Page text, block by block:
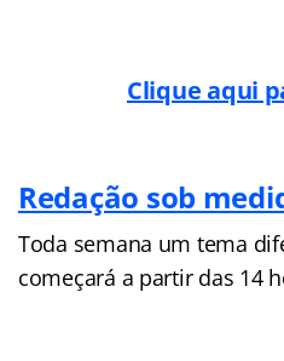
Clique aqui
Redação sob
Toda semana um tema
começará a partir das 14